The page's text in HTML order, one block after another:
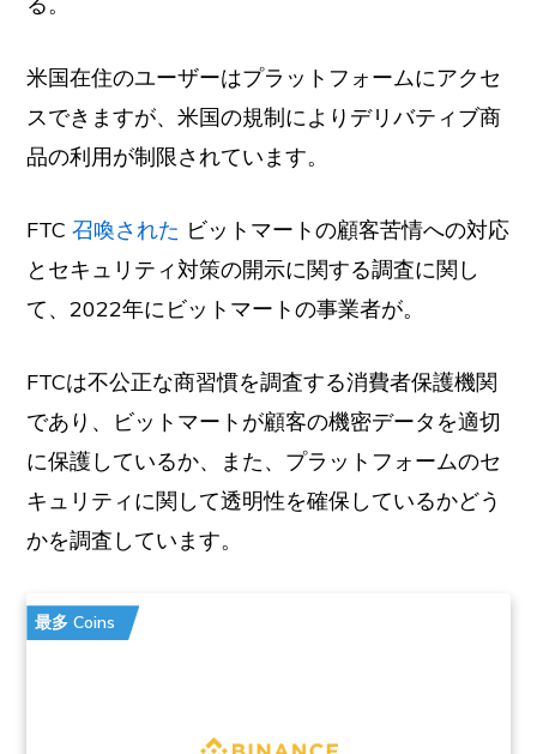
米国在住のユーザーはプラットフォームにアクセ
スできますが、米国の規制によりデリバティブ商
品の利用が制限されています。
FTC召喚された ビットマートの顧客苦情への対応
とセキュリティ対策の開示に関する調査に関し
て、2022年にビットマートの事業者が。
FTCは不公正な商習慣を調査する消費者保護機関
であり、ビットマートが顧客の機密データを適切
に保護しているか、また、プラットフォームのセ
キュリティに関して透明性を確保しているかどう
かを調査しています。
最多 Coins